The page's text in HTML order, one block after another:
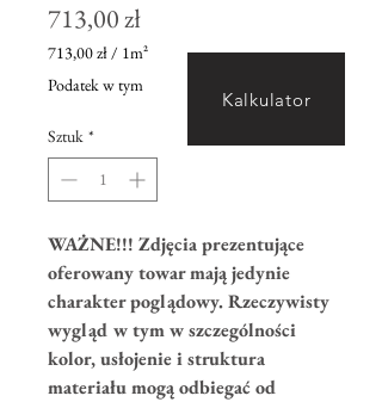
713,00 złCena
713,00 zł/ 1m²
713,00 zł
za
Metr
Podatek w tym
Sztuk *
WAŻNE!!! Zdjęcia prezentujące
oferowany towar mają jedynie
charakter poglądowy. Rzeczywisty
wygląd w tym w szczególności
kolor, usłojenie i struktura
materiału mogą odbiegać od
Kalkulator